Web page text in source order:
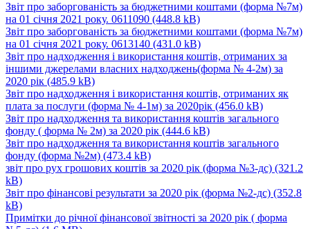
Звіт про заборгованість за бюджетними коштами (форма №7м)
на 01 січня 2021 року. 0611090 (448.8 kB)
Звіт про заборгованість за бюджетними коштами (форма №7м)
на 01 січня 2021 року. 0613140 (431.0 kB)
Звіт про надходження і використання коштів, отриманих за
іншими джерелами власних надходжень(форма № 4-2м) за
2020 рік (485.9 kB)
Звіт про надходження і використання коштів, отриманих як
плата за послуги (форма № 4-1м) за 2020рік (456.0 kB)
Звіт про надходження та використання коштів загального
фонду ( форма № 2м) за 2020 рік (444.6 kB)
Звіт про надходження та використання коштів загального
фонду (форма №2м) (473.4 kB)
звіт про рух грошових коштів за 2020 рік (форма №3-дс) (321.2
kB)
Звіт про фінансові результати за 2020 рік (форма №2-дс) (352.8
kB)
Примітки до річної фінансової звітності за 2020 рік ( форма